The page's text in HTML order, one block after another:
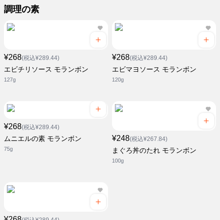
調理の素
¥268(税込¥289.44)
エビチリソース モランボン
127g
¥268(税込¥289.44)
エビマヨソース モランボン
120g
¥268(税込¥289.44)
ムニエルの素 モランボン
75g
¥248(税込¥267.84)
まぐろ丼のたれ モランボン
100g